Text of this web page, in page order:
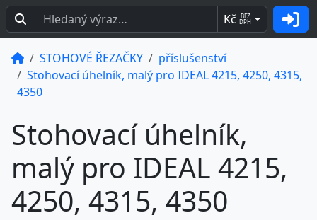
Kč BEZ
DPH
STOHOVÉ ŘEZAČKY
příslušenství
Stohovací úhelník, malý pro IDEAL 4215, 4250, 4315,
4350
Stohovací úhelník,
malý pro IDEAL 4215,
4250, 4315, 4350